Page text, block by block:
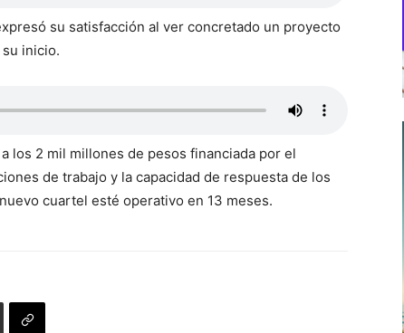
su satisfacción al ver concretado un proyecto
inicio.
los 2 mil millones de pesos financiada por el
de trabajo y la capacidad de respuesta de los
cuartel esté operativo en 13 meses.